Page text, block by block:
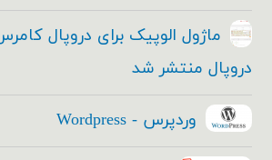
ماژول الوپیک برای دروپال
دروپال منتشر شد
وردپرس - Wordpress